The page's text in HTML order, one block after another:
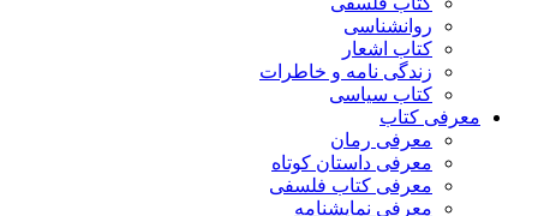
روانشناسی
کتاب اشعار
زندگی نامه و خاطرات
کتاب سیاسی
معرفی کتاب
معرفی رمان
معرفی داستان کوتاه
معرفی کتاب فلسفی
معرفی نمایشنامه